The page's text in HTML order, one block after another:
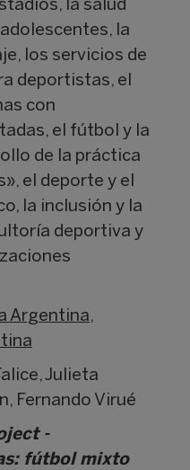
la salud
la
los servicios de
deportistas, el
con
el fútbol y la
de la práctica
el deporte y el
la inclusión y la
deportiva y
Argentina,
Julieta
Fernando Virué
-
fútbol mixto